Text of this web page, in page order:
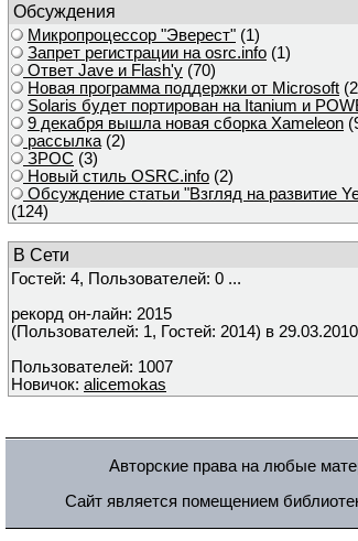
Обсуждения
Микропроцессор "Эверест" (1)
Запрет регистрации на osrc.info (1)
Ответ Javе и Flash'у (70)
Новая программа поддержки от Microsoft
Solaris будет портирован на Itanium и
9 декабря вышла новая сборка Xameleon
рассылка (2)
ЗРОС (3)
Новый стиль OSRC.info (2)
Обсуждение статьи "Взгляд на развитие
(124)
В Сети
Гостей: 4, Пользователей: 0 ...
рекорд он-лайн: 2015
(Пользователей: 1, Гостей: 2014) в
Пользователей: 1007
Новичок: alicemokas
Авторские права на любые
Сайт является помещением